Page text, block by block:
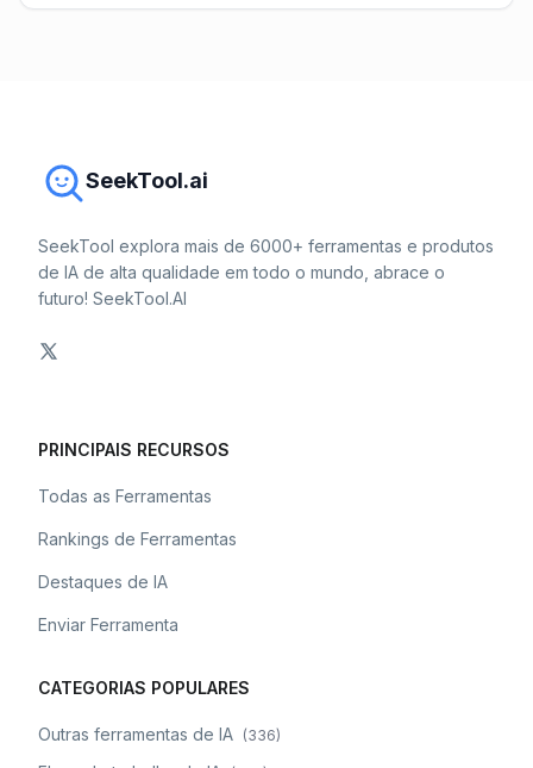
SeekTool.ai
SeekTool explora mais de 6000+ ferramentas e produtos
de IA de alta qualidade em todo o mundo, abrace o
futuro! SeekTool.AI
PRINCIPAIS RECURSOS
Todas as Ferramentas
Rankings de Ferramentas
Destaques de IA
Enviar Ferramenta
CATEGORIAS POPULARES
Outras ferramentas de IA (336)